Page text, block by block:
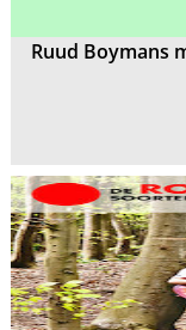
Ruud Boymans